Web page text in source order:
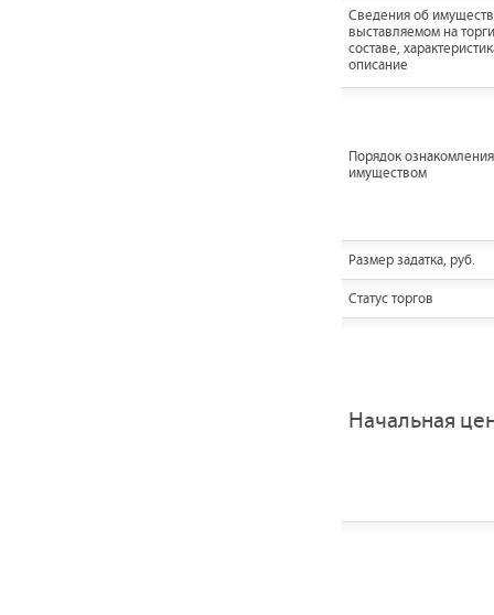
Cведения об
выставляемом на
составе,
описание
Порядок
имуществом
Размер задатка, руб.
Статус торгов
Начальная